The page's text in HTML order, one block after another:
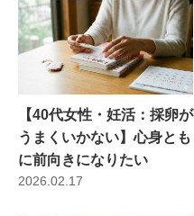
【40代女性・妊活：採卵が
うまくいかない】心身とも
に前向きになりたい
2026.02.17